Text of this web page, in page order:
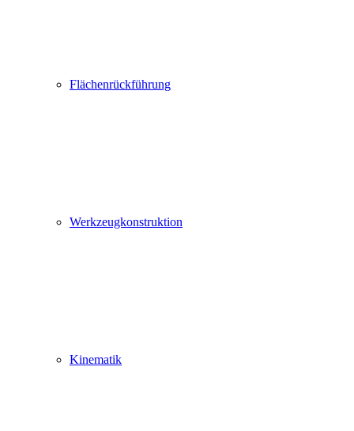
Flächenrückführung
Werkzeugkonstruktion
Kinematik